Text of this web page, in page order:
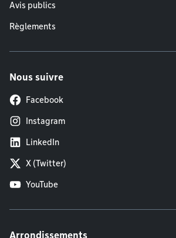
Avis publics
Règlements
Nous suivre
Facebook
Instagram
LinkedIn
X (Twitter)
YouTube
Arrondissements